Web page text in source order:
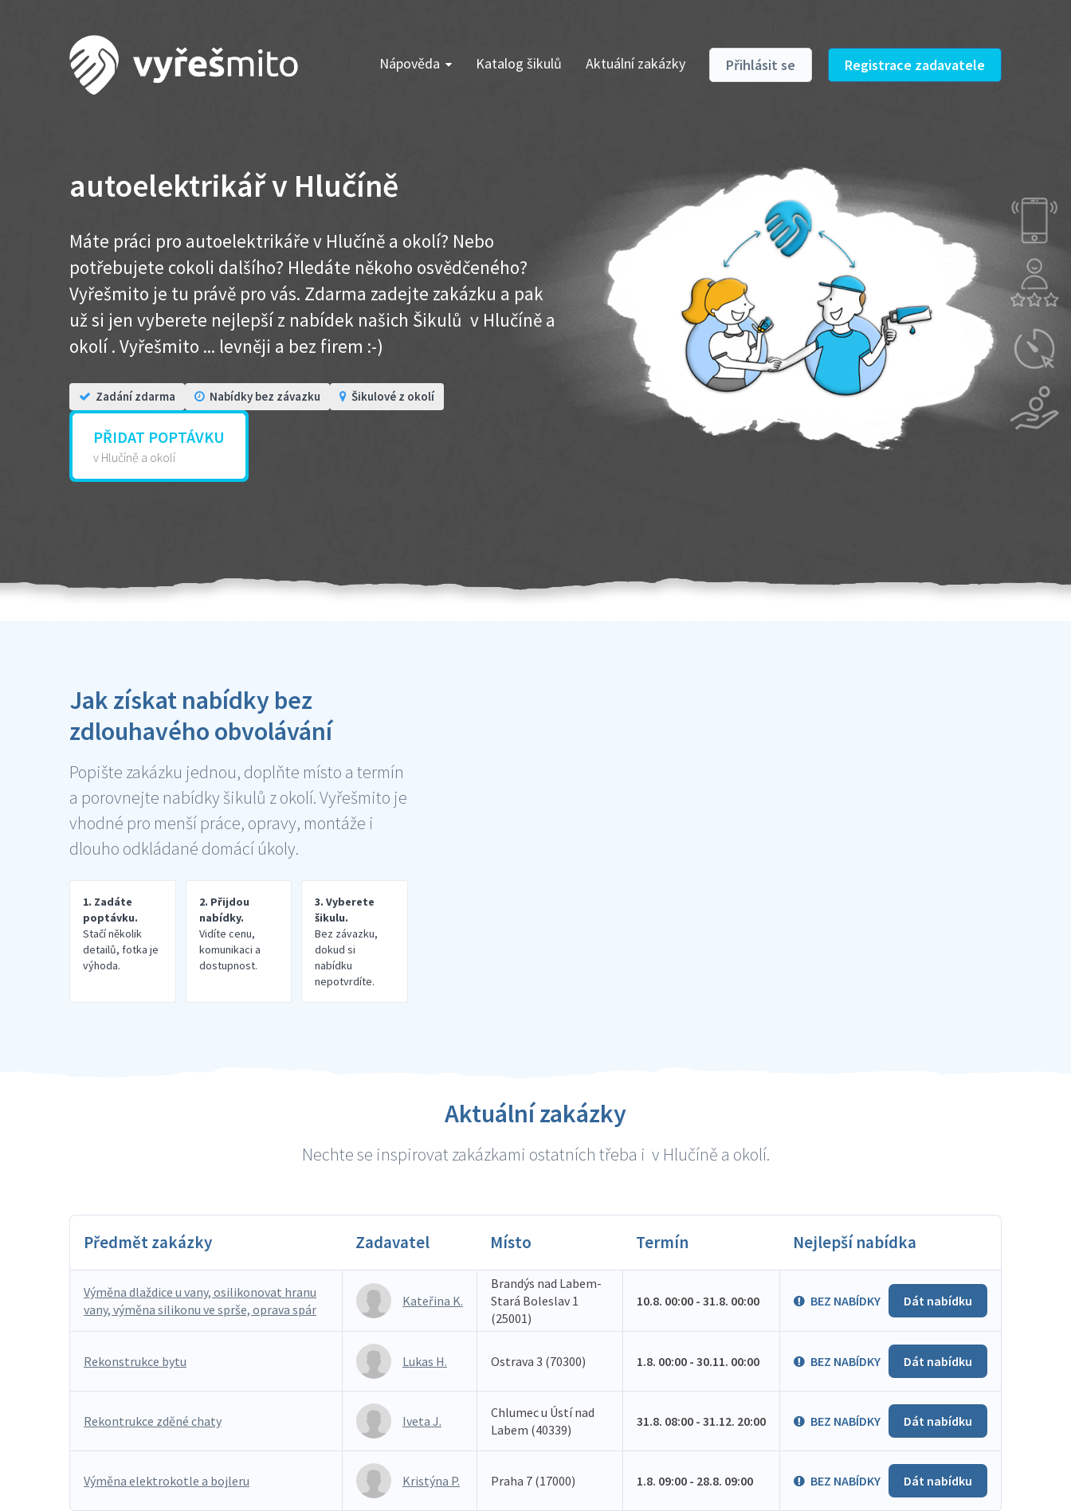
Nápověda Katalog šikulů Aktuální zakázky Přihlásit se Registrace zadavatele
autoelektrikář v Hlučíně
Máte práci pro autoelektrikáře v Hlučíně a okolí? Nebo
potřebujete cokoli dalšího? Hledáte někoho osvědčeného?
Vyřešmito je tu právě pro vás. Zdarma zadejte zakázku a pak
už si jen vyberete nejlepší z nabídek našich Šikulů v Hlučíně a
okolí . Vyřešmito ... levněji a bez firem :-)
Zadání zdarma Nabídky bez závazku Šikulové z okolí
PŘIDAT POPTÁVKU
v Hlučíně a okolí
Jak získat nabídky bez
zdlouhavého obvolávání
Popište zakázku jednou, doplňte místo a termín
a porovnejte nabídky šikulů z okolí. Vyřešmito je
vhodné pro menší práce, opravy, montáže i
dlouho odkládané domácí úkoly.
1. Zadáte
poptávku.
Stačí několik
detailů, fotka je
výhoda.
2. Přijdou
nabídky.
Vidíte cenu,
komunikaci a
dostupnost.
3. Vyberete
šikulu.
Bez závazku,
dokud si
nabídku
nepotvrdíte.
Aktuální zakázky
Nechte se inspirovat zakázkami ostatních třeba i v Hlučíně a okolí.
Předmět zakázky Zadavatel Místo Termín Nejlepší nabídka
Výměna dlaždice u vany, osilikonovat hranu
vany, výměna silikonu ve sprše, oprava spár
Kateřina K.
Brandýs nad Labem-
Stará Boleslav 1
(25001)
10.8. 00:00 - 31.8. 00:00 BEZ NABÍDKY Dát nabídku
Rekonstrukce bytu Lukas H. Ostrava 3 (70300) 1.8. 00:00 - 30.11. 00:00 BEZ NABÍDKY Dát nabídku
Rekontrukce zděné chaty Iveta J.
Chlumec u Ústí nad
Labem (40339)
31.8. 08:00 - 31.12. 20:00 BEZ NABÍDKY Dát nabídku
Výměna elektrokotle a bojleru Kristýna P. Praha 7 (17000) 1.8. 09:00 - 28.8. 09:00 BEZ NABÍDKY Dát nabídku